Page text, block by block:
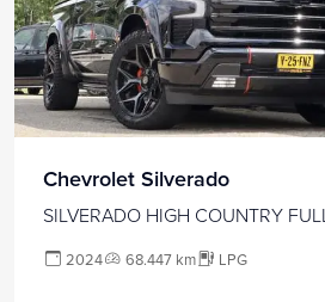
Chevrolet Silverado
SILVERADO HIGH COUNTRY
2024 68.447 km LPG